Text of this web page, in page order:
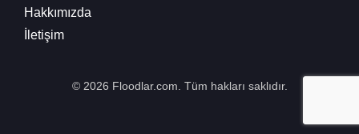
Hakkımızda
İletişim
© 2026 Floodlar.com. Tüm hakları saklıdır.